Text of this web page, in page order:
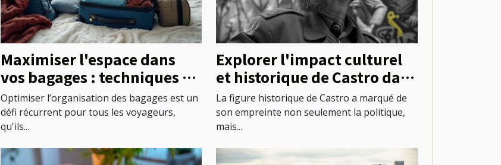
Maximiser l'espace dans
vos bagages : techniques et
astuces
Optimiser l’organisation des bagages est un
défi récurrent pour tous les voyageurs,
qu'ils...
Explorer l'impact culturel
et historique de Castro dans
l'évolution urbaine
La figure historique de Castro a marqué de
son empreinte non seulement la politique,
mais...